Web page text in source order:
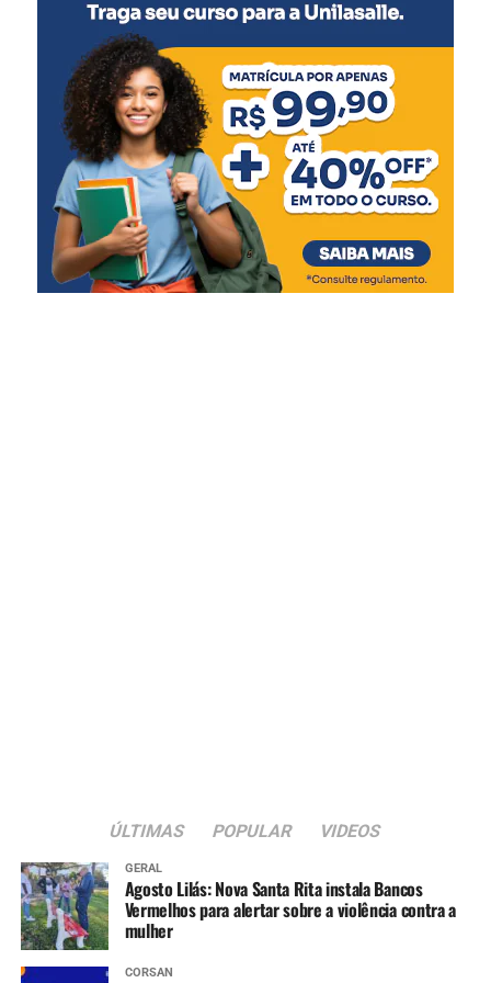
Entre os projetos contemplados, estão a recuperação do
dique da Niterói, com R$ 500 mil para contratação de
projetos, e a reestruturação dos diques do Rio Branco e
Matias Velho, com valores de R$ 62 milhões e R$ 34,2
milhões, respectivamente. As casas de bombas, que
tiveram seu funcionamento comprometido durante a
enchente, receberão R$ 78,7 milhões em obras
estruturais, eletromecânicas e de automação.
ÚLTIMAS POPULAR VIDEOS
GERAL
Agosto Lilás: Nova Santa Rita instala Bancos
Vermelhos para alertar sobre a violência contra a
mulher
CORSAN